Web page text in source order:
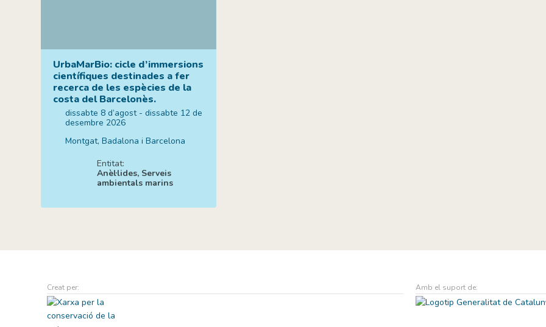
UrbaMarBio: cicle d’immersions
científiques destinades a fer
recerca de les espècies de la
costa del Barcelonès.
dissabte 8 d’agost - dissabte 12 de
desembre 2026
Montgat, Badalona i Barcelona
Entitat:
Anèl·lides, Serveis
ambientals marins
Creat per: Amb el suport de: